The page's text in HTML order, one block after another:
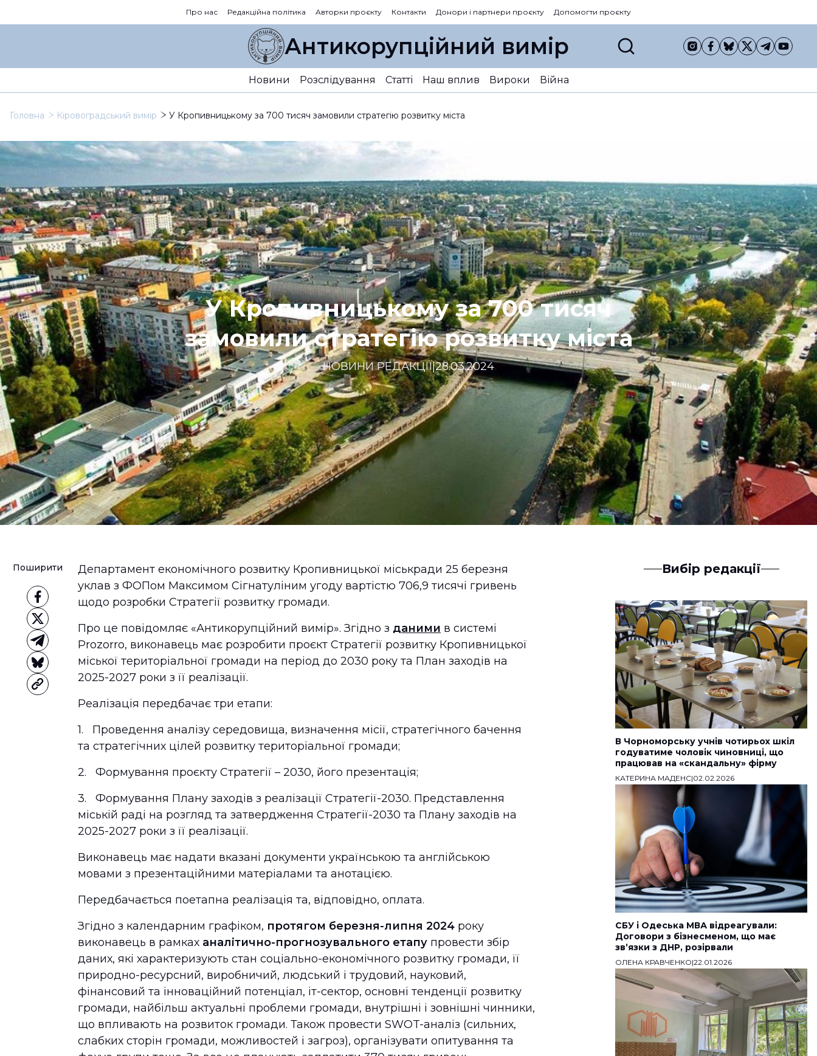
Про нас Редакційна політика Авторки проєкту Контакти Донори і партнери проєкту Допомогти проєкту
Антикорупційний вимір
Новини Розслідування Статті Наш вплив Вироки Війна
Головна Кіровоградський вимір У Кропивницькому за 700 тисяч замовили стратегію розвитку міста
У Кропивницькому за 700 тисяч
замовили стратегію розвитку міста
НОВИНИ РЕДАКЦІЇ|28.03.2024
Поширити
Департамент економічного розвитку Кропивницької міськради 25 березня
уклав з ФОПом Максимом Сігнатуліним угоду вартістю 706,9 тисячі гривень
щодо розробки Стратегії розвитку громади.
Про це повідомляє «Антикорупційний вимір». Згідно з даними в системі
Prozorro, виконавець має розробити проєкт Стратегії розвитку Кропивницької
міської територіальної громади на період до 2030 року та План заходів на
2025-2027 роки з її реалізації.
Реалізація передбачає три етапи:
1. Проведення аналізу середовища, визначення місії, стратегічного бачення
та стратегічних цілей розвитку територіальної громади;
2. Формування проєкту Стратегії – 2030, його презентація;
3. Формування Плану заходів з реалізації Стратегії-2030. Представлення
міській раді на розгляд та затвердження Стратегії-2030 та Плану заходів на
2025-2027 роки з її реалізації.
Виконавець має надати вказані документи українською та англійською
мовами з презентаційними матеріалами та анотацією.
Передбачається поетапна реалізація та, відповідно, оплата.
Згідно з календарним графіком, протягом березня-липня 2024 року
виконавець в рамках аналітично-прогнозувального етапу провести збір
даних, які характеризують стан соціально-економічного розвитку громади, її
природно-ресурсний, виробничий, людський і трудовий, науковий,
фінансовий та інноваційний потенціал, іт-сектор, основні тенденції розвитку
громади, найбільш актуальні проблеми громади, внутрішні і зовнішні чинники,
що впливають на розвиток громади. Також провести SWOT-аналіз (сильних,
слабких сторін громади, можливостей і загроз), організувати опитування та
Вибір редакції
В Чорноморську учнів чотирьох шкіл
годуватиме чоловік чиновниці, що
працював на «скандальну» фірму
КАТЕРИНА МАДЕНС|02.02.2026
СБУ і Одеська МВА відреагували:
Договори з бізнесменом, що має
звʼязки з ДНР, розірвали
ОЛЕНА КРАВЧЕНКО|22.01.2026